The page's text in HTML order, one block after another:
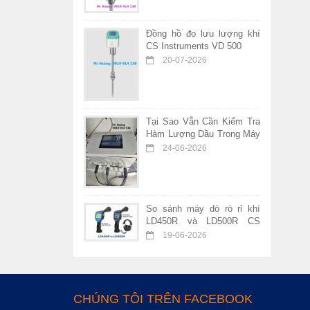
Đồng hồ đo lưu lượng khí
CS Instruments VD 500
20-07-2026
Tại Sao Vẫn Cần Kiểm Tra
Hàm Lượng Dầu Trong Máy
Nén Khí Không Dầu?
24-06-2026
So sánh máy dò rò rỉ khí
LD450R và LD500R CS
Instruments – Nên chọn
19-06-2026
CHÚNG TÔI TRÊN FACEBOOK